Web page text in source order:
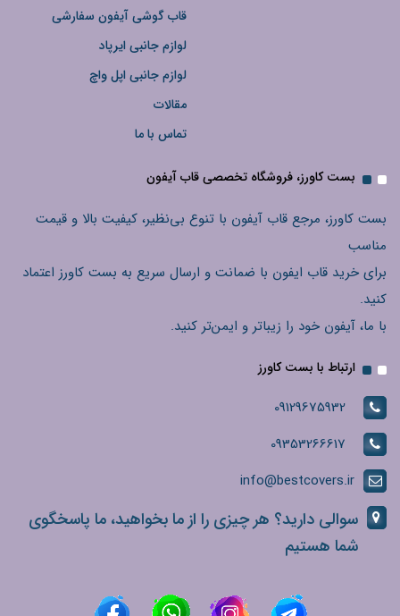
قاب گوشی آیفون سفارشی
لوازم جانبی ایرپاد
لوازم جانبی اپل واچ
مقالات
تماس با ما
بست کاورز، فروشگاه تخصصی قاب آیفون
بست کاورز، مرجع قاب آیفون با تنوع بی‌نظیر، کیفیت بالا و قیمت
مناسب
برای خرید قاب ایفون با ضمانت و ارسال سریع به بست کاورز اعتماد
کنید.
با ما، آیفون خود را زیباتر و ایمن‌تر کنید.
ارتباط با بست کاورز
09129675932
09353266617
info@bestcovers.ir
سوالی دارید؟ هر چیزی را از ما بخواهید، ما پاسخگوی
شما هستیم